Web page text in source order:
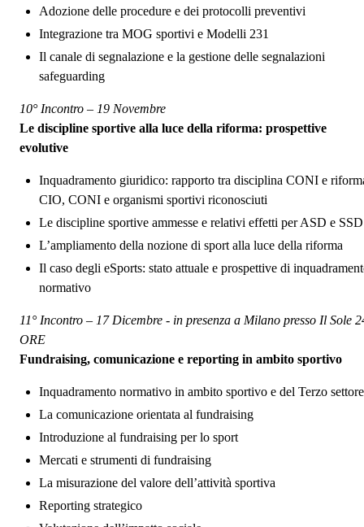
Adozione delle procedure e dei protocolli preventivi
Integrazione tra MOG sportivi e Modelli 231
Il canale di segnalazione e la gestione delle segnalazioni
safeguarding
10° Incontro – 19 Novembre
Le discipline sportive alla luce della riforma: prospettive
evolutive
Inquadramento giuridico: rapporto tra disciplina CONI e
CIO, CONI e organismi sportivi riconosciuti
Le discipline sportive ammesse e relativi effetti per ASD e SSD
L’ampliamento della nozione di sport alla luce della riforma
Il caso degli eSports: stato attuale e prospettive di
normativo
11° Incontro – 17 Dicembre - in presenza a Milano presso Il Sole
ORE
Fundraising, comunicazione e reporting in ambito sportivo
Inquadramento normativo in ambito sportivo e del Terzo settore
La comunicazione orientata al fundraising
Introduzione al fundraising per lo sport
Mercati e strumenti di fundraising
La misurazione del valore dell’attività sportiva
Reporting strategico